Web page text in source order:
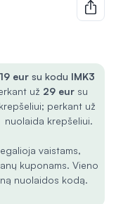
19 eur su kodu IMK3
už 29 eur su
perkant už
nuolaida krepšeliui.
vaistams,
kuponams. Vieno
nuolaidos kodą.